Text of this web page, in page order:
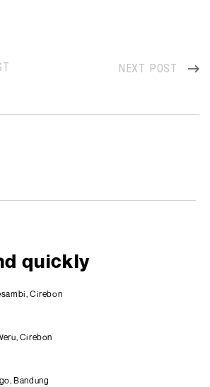
NEXT POST
quickly
Cirebon
Cirebon
Bandung